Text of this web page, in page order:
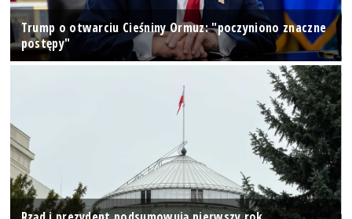
Trump o otwarciu Cieśniny Ormuz: "poczyniono znaczne
postępy"